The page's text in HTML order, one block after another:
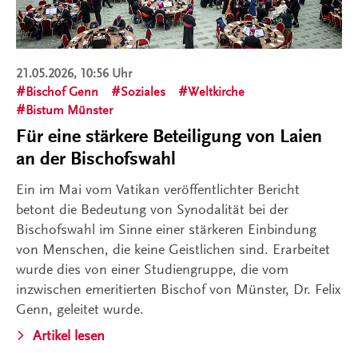
21.05.2026, 10:56 Uhr
Bischof Genn
Soziales
Weltkirche
Bistum Münster
Für eine stärkere Beteiligung von Laien
an der Bischofswahl
Ein im Mai vom Vatikan veröffentlichter Bericht
betont die Bedeutung von Synodalität bei der
Bischofswahl im Sinne einer stärkeren Einbindung
von Menschen, die keine Geistlichen sind. Erarbeitet
wurde dies von einer Studiengruppe, die vom
inzwischen emeritierten Bischof von Münster, Dr. Felix
Genn, geleitet wurde.
Artikel lesen